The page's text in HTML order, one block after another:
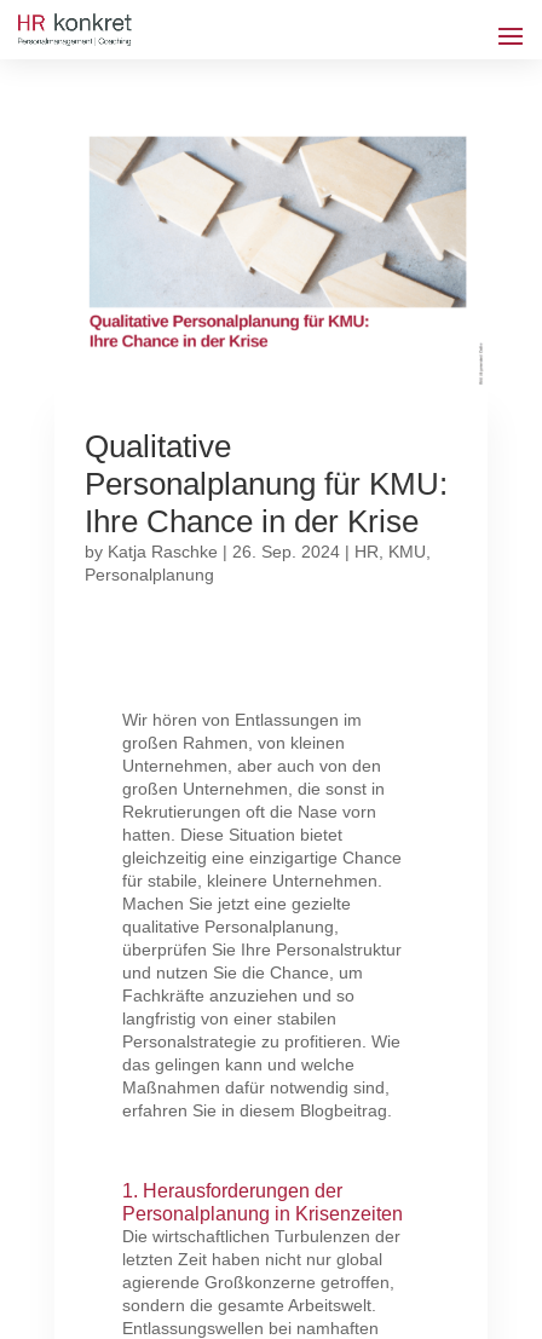
Qualitative
Personalplanung für KMU:
Ihre Chance in der Krise
by Katja Raschke | 26. Sep. 2024| HR KMU
Personalplanung
Wir hören von Entlassungen im
großen Rahmen, von kleinen
Unternehmen, aber auch von den
großen Unternehmen, die sonst in
Rekrutierungen oft die Nase vorn
hatten. Diese Situation bietet
gleichzeitig eine einzigartige Chance
für stabile, kleinere Unternehmen.
Machen Sie jetzt eine gezielte
qualitative Personalplanung,
überprüfen Sie Ihre Personalstruktur
und nutzen Sie die Chance, um
Fachkräfte anzuziehen und so
langfristig von einer stabilen
Personalstrategie zu profitieren. Wie
das gelingen kann und welche
Maßnahmen dafür notwendig sind,
erfahren Sie in diesem Blogbeitrag.
1. Herausforderungen der
Personalplanung in Krisenzeiten
Die wirtschaftlichen Turbulenzen der
letzten Zeit haben nicht nur global
agierende Großkonzerne getroffen,
sondern die gesamte Arbeitswelt.
Entlassungswellen bei namhaften